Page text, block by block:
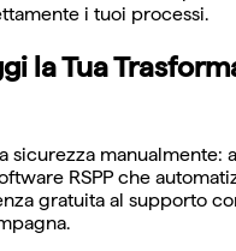
i tuoi processi.
la Tua
sicurezza manualmente:
RSPP che
gratuita al supporto